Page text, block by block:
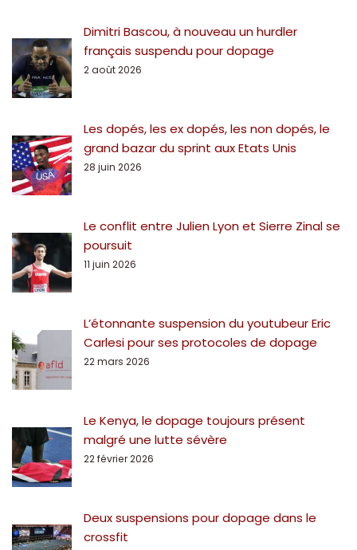
Dimitri Bascou, à nouveau un hurdler
français suspendu pour dopage
2 août 2026
Les dopés, les ex dopés, les non dopés, le
grand bazar du sprint aux Etats Unis
28 juin 2026
Le conflit entre Julien Lyon et Sierre Zinal se
poursuit
11 juin 2026
L’étonnante suspension du youtubeur Eric
Carlesi pour ses protocoles de dopage
22 mars 2026
Le Kenya, le dopage toujours présent
malgré une lutte sévère
22 février 2026
Deux suspensions pour dopage dans le
crossfit